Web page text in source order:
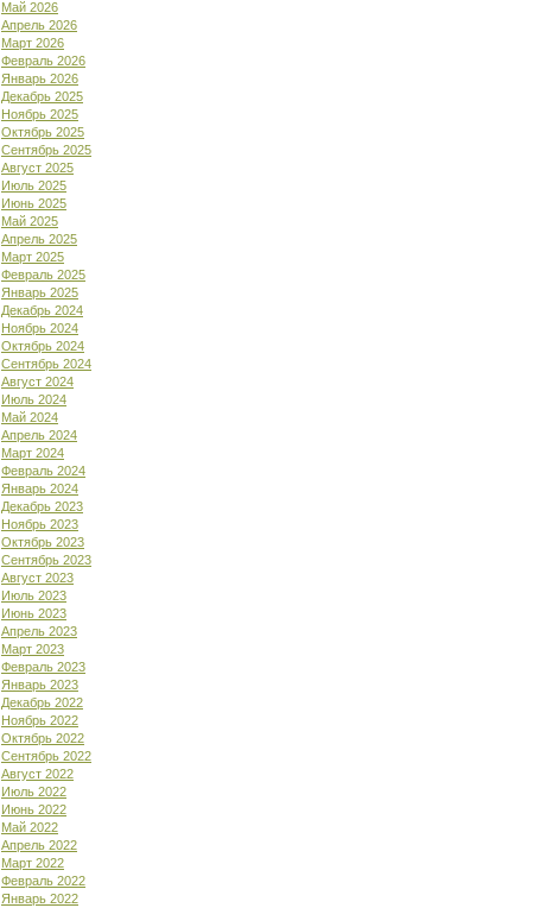
Май 2026
Апрель 2026
Март 2026
Февраль 2026
Январь 2026
Декабрь 2025
Ноябрь 2025
Октябрь 2025
Сентябрь 2025
Август 2025
Июль 2025
Июнь 2025
Май 2025
Апрель 2025
Март 2025
Февраль 2025
Январь 2025
Декабрь 2024
Ноябрь 2024
Октябрь 2024
Сентябрь 2024
Август 2024
Июль 2024
Май 2024
Апрель 2024
Март 2024
Февраль 2024
Январь 2024
Декабрь 2023
Ноябрь 2023
Октябрь 2023
Сентябрь 2023
Август 2023
Июль 2023
Июнь 2023
Апрель 2023
Март 2023
Февраль 2023
Январь 2023
Декабрь 2022
Ноябрь 2022
Октябрь 2022
Сентябрь 2022
Август 2022
Июль 2022
Июнь 2022
Май 2022
Апрель 2022
Март 2022
Февраль 2022
Январь 2022